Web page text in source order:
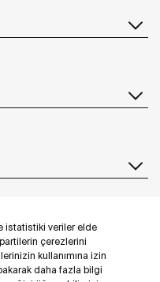
istatistiki veriler elde
çerezlerini
kullanımına izin
daha fazla bilgi